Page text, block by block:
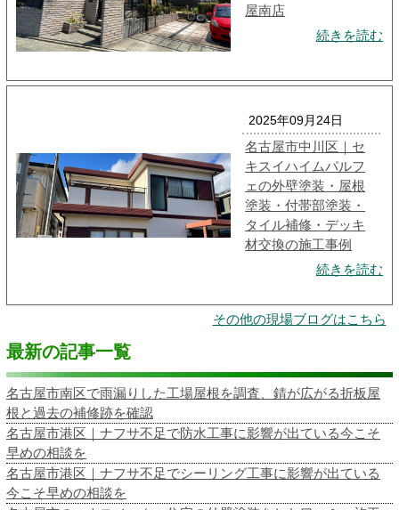
屋南店
続きを読む
2025年09月24日
名古屋市中川区｜セ
キスイハイムパルフ
ェの外壁塗装・屋根
塗装・付帯部塗装・
タイル補修・デッキ
材交換の施工事例
続きを読む
その他の現場ブログはこちら
最新の記事一覧
名古屋市南区で雨漏りした工場屋根を調査、錆が広がる折板屋
根と過去の補修跡を確認
名古屋市港区｜ナフサ不足で防水工事に影響が出ている今こそ
早めの相談を
名古屋市港区｜ナフサ不足でシーリング工事に影響が出ている
今こそ早めの相談を